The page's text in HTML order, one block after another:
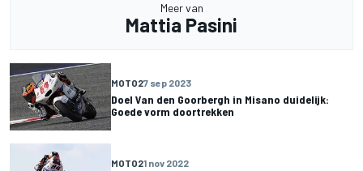
Meer van
Mattia Pasini
MOTO27 sep 2023
Doel Van den Goorbergh in Misano duidelijk:
Goede vorm doortrekken
MOTO21 nov 2022